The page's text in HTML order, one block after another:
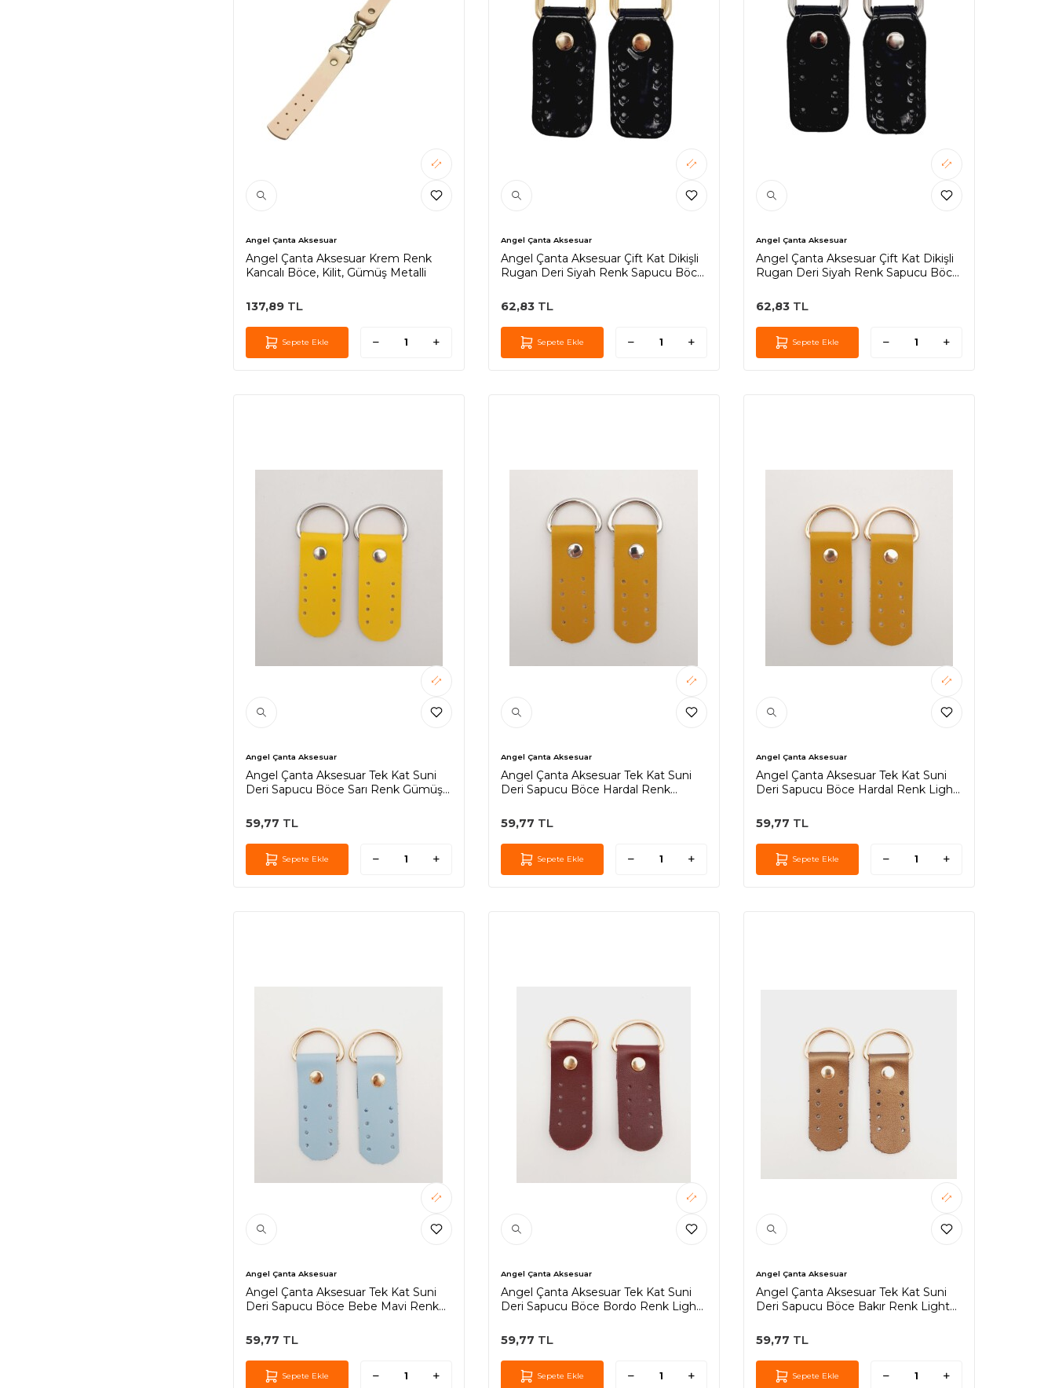
Angel Çanta Aksesuar
Angel Çanta Aksesuar Krem Renk
Kancalı Böce, Kilit, Gümüş Metalli
137,89 TL
Sepete Ekle
Angel Çanta Aksesuar
Angel Çanta Aksesuar Çift Kat Dikişli
Rugan Deri Siyah Renk Sapucu Böce
62,83TL
Sepete Ekle
Angel Çanta Aksesuar
Angel Çanta Aksesuar Çift Kat Dikişli
Rugan Deri Siyah Renk Sapucu Böce
62,83TL
Sepete Ekle
Angel Çanta Aksesuar
Angel Çanta Aksesuar Tek Kat Suni
Deri Sapucu Böce Sarı Renk Gümüş
59,77 TL
Sepete Ekle
Angel Çanta Aksesuar
Angel Çanta Aksesuar Tek Kat Suni
Deri Sapucu Böce Hardal Renk
59,77 TL
Sepete Ekle
Angel Çanta Aksesuar
Angel Çanta Aksesuar Tek Kat Suni
Deri Sapucu Böce Hardal Renk Light
59,77 TL
Sepete Ekle
Angel Çanta Aksesuar
Angel Çanta Aksesuar Tek Kat Suni
Deri Sapucu Böce Bebe Mavi Renk
59,77 TL
Sepete Ekle
Angel Çanta Aksesuar
Angel Çanta Aksesuar Tek Kat Suni
Deri Sapucu Böce Bordo Renk Light
59,77 TL
Sepete Ekle
Angel Çanta Aksesuar
Angel Çanta Aksesuar Tek Kat Suni
Deri Sapucu Böce Bakır Renk Light
59,77 TL
Sepete Ekle